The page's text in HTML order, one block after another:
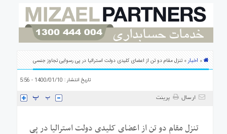
استرالیا
ارتباط» اخبار» تنزل مقام دو تن از اعضای کلیدی دولت استرالیا در پی رسوایی تجاوز جنسی
تاریخ انتشار : 1400/01/10 - 5:56
ارسال پرینت
تنزل مقام دو تن از اعضای کلیدی دولت استرالیا در پی